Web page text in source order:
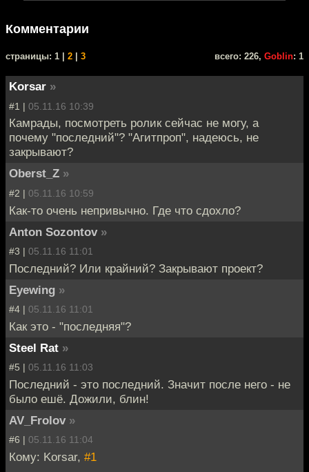
Комментарии
cтраницы: 1 | 2 3 всего: 226, Goblin: 1
Korsar »
#1 | 05.11.16 10:39
Камрады, посмотреть ролик сейчас не могу, а
почему "последний"? "Агитпроп", надеюсь, не
закрывают?
Oberst_Z »
#2 | 05.11.16 10:59
Как-то очень непривычно. Где что сдохло?
Anton Sozontov »
#3 | 05.11.16 11:01
Последний? Или крайний? Закрывают проект?
Eyewing »
#4 | 05.11.16 11:01
Как это - "последняя"?
Steel Rat »
#5 | 05.11.16 11:03
Последний - это последний. Значит после него - не
было ешё. Дожили, блин!
AV_Frolov »
#6 | 05.11.16 11:04
Кому: Korsar, #1